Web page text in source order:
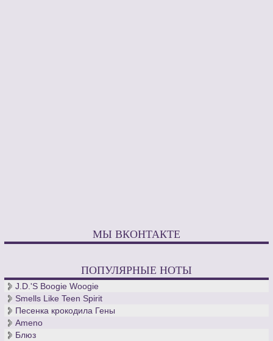
МЫ ВКОНТАКТЕ
ПОПУЛЯРНЫЕ НОТЫ
J.D.'S Boogie Woogie
Smells Like Teen Spirit
Песенка крокодила Гены
Ameno
Блюз